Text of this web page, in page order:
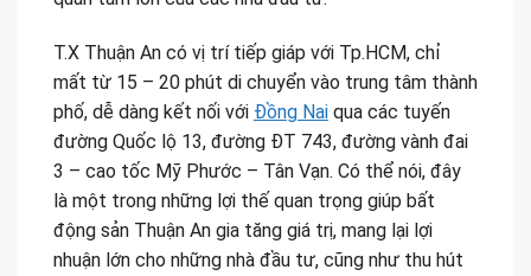
T.X Thuận An có vị trí tiếp giáp với Tp.HCM, chỉ
mất từ 15 – 20 phút di chuyển vào trung tâm thành
phố, dễ dàng kết nối với Đồng Nai qua các tuyến
đường Quốc lộ 13, đường ĐT 743, đường vành đai
3 – cao tốc Mỹ Phước – Tân Vạn. Có thể nói, đây
là một trong những lợi thế quan trọng giúp bất
động sản Thuận An gia tăng giá trị, mang lại lợi
nhuận lớn cho những nhà đầu tư, cũng như thu hút